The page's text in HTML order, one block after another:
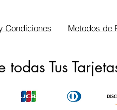
Condiciones Metodos de
todas Tus